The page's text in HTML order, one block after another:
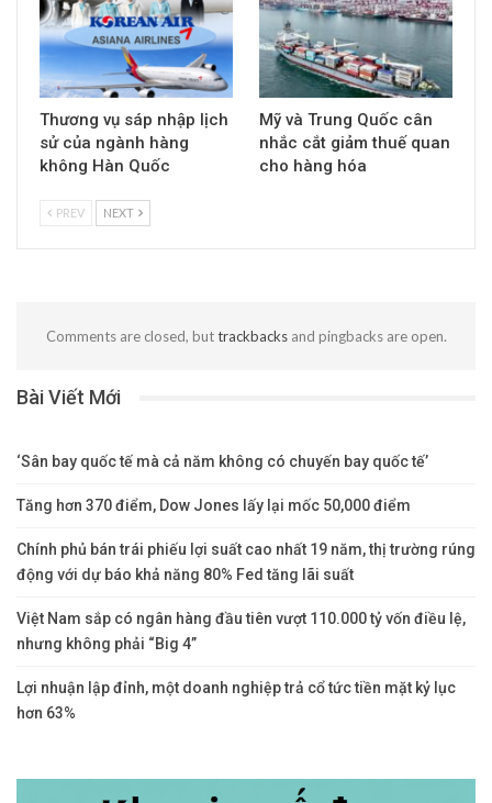
Thương vụ sáp nhập lịch
sử của ngành hàng
không Hàn Quốc
Mỹ và Trung Quốc cân
nhắc cắt giảm thuế quan
cho hàng hóa
PREV NEXT
Comments are closed, buttrackbacksand pingbacks are open.
Bài Viết Mới
‘Sân bay quốc tế mà cả năm không có chuyến bay quốc tế’
Tăng hơn 370 điểm, Dow Jones lấy lại mốc 50,000 điểm
Chính phủ bán trái phiếu lợi suất cao nhất 19 năm, thị trường rúng
động với dự báo khả năng 80% Fed tăng lãi suất
Việt Nam sắp có ngân hàng đầu tiên vượt 110.000 tỷ vốn điều lệ,
nhưng không phải “Big 4”
Lợi nhuận lập đỉnh, một doanh nghiệp trả cổ tức tiền mặt kỷ lục
hơn 63%